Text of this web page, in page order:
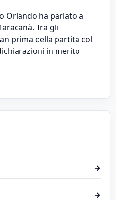
Orlando ha parlato a
Tra gli
prima della partita col
in merito
→
→